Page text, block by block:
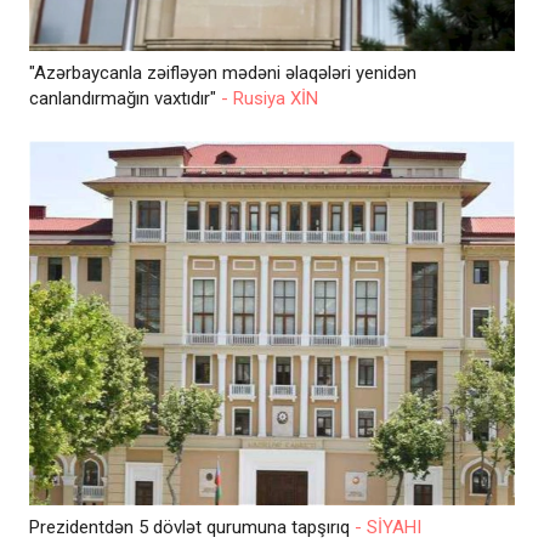
"Azərbaycanla zəifləyən mədəni əlaqələri yenidən
canlandırmağın vaxtıdır" - Rusiya XİN
Prezidentdən 5 dövlət qurumuna tapşırıq - SİYAHI